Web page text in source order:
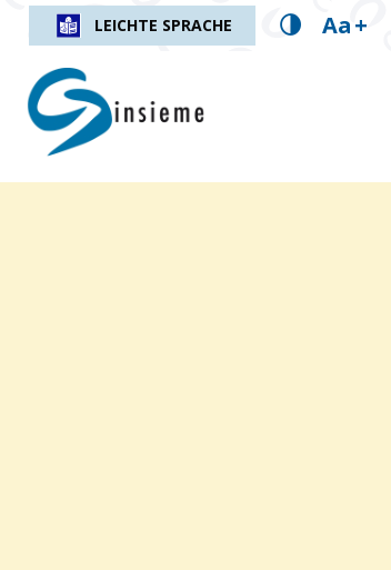
LEICHTE SPRACHE Aa+
insieme.ch